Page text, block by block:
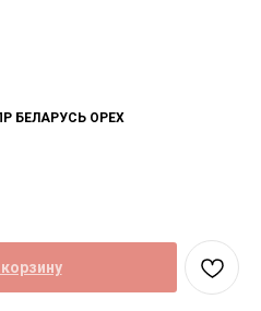
БЕЛАРУСЬ ОРЕХ